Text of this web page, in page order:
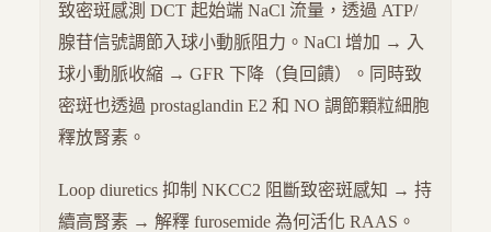
致密斑感測 DCT 起始端 NaCl 流量，透過 ATP/
腺苷信號調節入球小動脈阻力。NaCl 增加 → 入
球小動脈收縮 → GFR 下降（負回饋）。同時致
密斑也透過 prostaglandin E2 和 NO 調節顆粒細胞
釋放腎素。
Loop diuretics 抑制 NKCC2 阻斷致密斑感知 → 持
續高腎素 → 解釋 furosemide 為何活化 RAAS。